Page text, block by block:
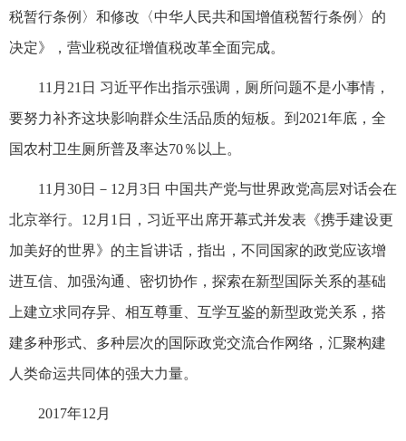
税暂行条例〉和修改〈中华人民共和国增值税暂行条例〉的
决定》，营业税改征增值税改革全面完成。
11月21日 习近平作出指示强调，厕所问题不是小事情，
要努力补齐这块影响群众生活品质的短板。到2021年底，全
国农村卫生厕所普及率达70％以上。
11月30日－12月3日 中国共产党与世界政党高层对话会在
北京举行。12月1日，习近平出席开幕式并发表《携手建设更
加美好的世界》的主旨讲话，指出，不同国家的政党应该增
进互信、加强沟通、密切协作，探索在新型国际关系的基础
上建立求同存异、相互尊重、互学互鉴的新型政党关系，搭
建多种形式、多种层次的国际政党交流合作网络，汇聚构建
人类命运共同体的强大力量。
2017年12月